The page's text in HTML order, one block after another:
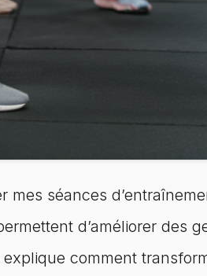
séances
d’améliorer des
comment